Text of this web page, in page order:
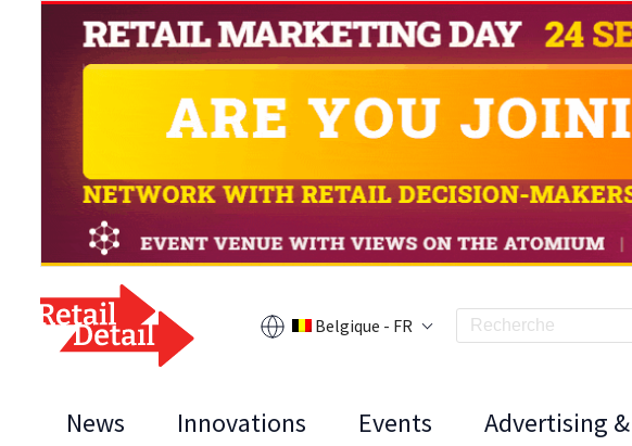
Belgique - FR
News Innovations Events Advertising